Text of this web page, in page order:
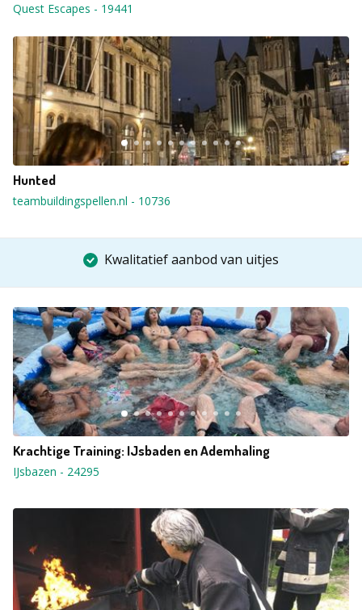
Quest Escapes - 19441
Hunted
teambuildingspellen.nl - 10736
Kwalitatief aanbod van uitjes
Krachtige Training: IJsbaden en Ademhaling
IJsbazen - 24295